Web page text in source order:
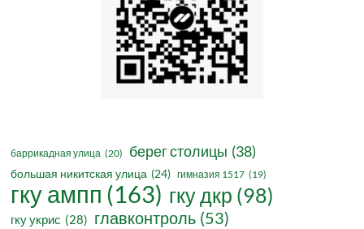
баррикадная улица (20) берег столицы (38)
большая никитская улица (24) гимназия 1517 (19)
гку ампп (163) гку дкр (98)
гку укрис (28) главконтроль (53)